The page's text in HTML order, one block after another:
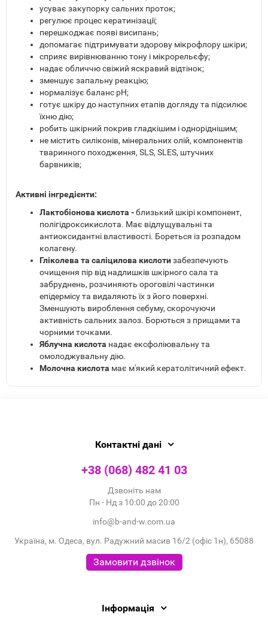
усуває закупорку сальних проток;
регулює процес кератинізації;
перешкоджає появі висипань;
допомагає підтримувати здорову мікрофлору шкіри;
сприяє вирівнюванню тону і мікрорельєфу;
надає обличчю свіжий яскравий відтінок;
зменшує запальну реакцію;
нормалізує баланс рН;
готує шкіру до наступних етапів догляду та підсилює
їхню дію;
робить шкірний покрив гладкішим і одноріднішим;
не містить силіконів, мінеральних олій, компонентів
тваринного походження, SLS, SLES, штучних
барвників;
Активні інгредієнти:
Лактобіонова кислота -близький шкірі компонент,
полігідроксикислота. Має відлущувальні та
антиоксидантні властивості. Бореться із розпадом
колагену.
Гліколева та саліцилова кислотизабезпечують
очищення пір від надлишків шкірного сала та
забруднень, розчиняють ороговілі частинки
епідермісу та видаляють їх з його поверхні.
Зменшують вироблення себуму, скорочуючи
активність сальних залоз. Борються з прищами та
чорними точками.
Яблучна кислота надає ексфоліювальну та
омолоджувальну дію.
Молочна кислота має м'який кератолітичний ефект.
Контактні дані
+38 (068) 482 41 03
Дзвоніть нам
Пн - Нд з 10:00 до 20:00
info@b-and-w.com.ua
Україна, м. Одеса, вул. Радужний масив 16/2 (офіс 1н), 65088
Замовити дзвінок
Інформація